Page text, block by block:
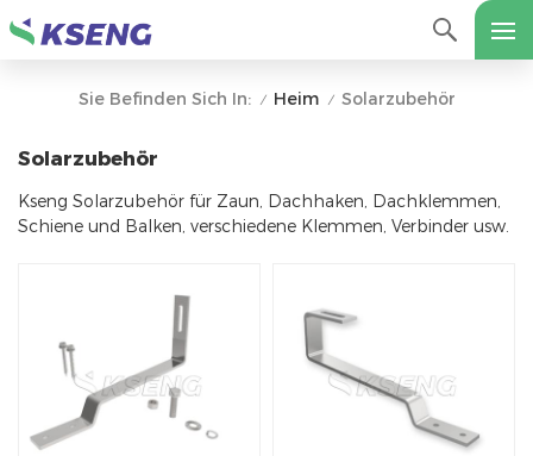
Sie Befinden Sich In: / Heim / Solarzubehör
Solarzubehör
Kseng Solarzubehör für Zaun, Dachhaken, Dachklemmen,
Schiene und Balken, verschiedene Klemmen, Verbinder usw.